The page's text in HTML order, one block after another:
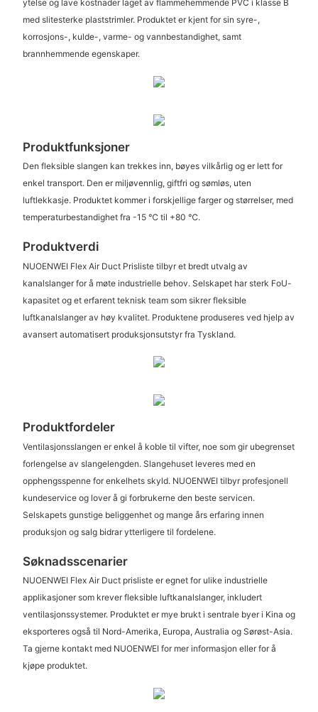
ytelse og lave kostnader laget av flammehemmende PVC i klasse B
med slitesterke plaststrimler. Produktet er kjent for sin syre-,
korrosjons-, kulde-, varme- og vannbestandighet, samt
brannhemmende egenskaper.
Produktfunksjoner
Den fleksible slangen kan trekkes inn, bøyes vilkårlig og er lett for
enkel transport. Den er miljøvennlig, giftfri og sømløs, uten
luftlekkasje. Produktet kommer i forskjellige farger og størrelser, med
temperaturbestandighet fra -15 ℃ til +80 ℃.
Produktverdi
NUOENWEI Flex Air Duct Prisliste tilbyr et bredt utvalg av
kanalslanger for å møte industrielle behov. Selskapet har sterk FoU-
kapasitet og et erfarent teknisk team som sikrer fleksible
luftkanalslanger av høy kvalitet. Produktene produseres ved hjelp av
avansert automatisert produksjonsutstyr fra Tyskland.
Produktfordeler
Ventilasjonsslangen er enkel å koble til vifter, noe som gir ubegrenset
forlengelse av slangelengden. Slangehuset leveres med en
opphengsspenne for enkelhets skyld. NUOENWEI tilbyr profesjonell
kundeservice og lover å gi forbrukerne den beste servicen.
Selskapets gunstige beliggenhet og mange års erfaring innen
produksjon og salg bidrar ytterligere til fordelene.
Søknadsscenarier
NUOENWEI Flex Air Duct prisliste er egnet for ulike industrielle
applikasjoner som krever fleksible luftkanalslanger, inkludert
ventilasjonssystemer. Produktet er mye brukt i sentrale byer i Kina og
eksporteres også til Nord-Amerika, Europa, Australia og Sørøst-Asia.
Ta gjerne kontakt med NUOENWEI for mer informasjon eller for å
kjøpe produktet.